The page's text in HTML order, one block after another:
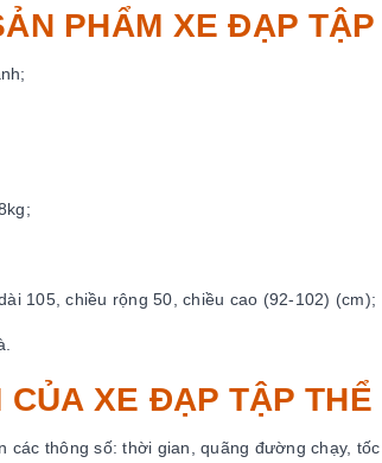
PHẨM XE ĐẠP
105, chiều rộng 50, chiều cao (92-102) (cm);
XE ĐẠP TẬP
các thông số: thời gian, quãng đường chạy,